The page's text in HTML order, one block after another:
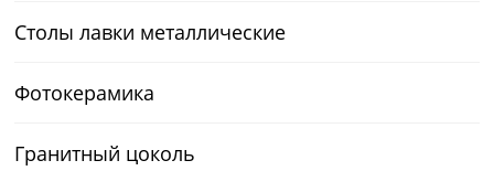
Столы лавки металлические
Фотокерамика
Гранитный цоколь